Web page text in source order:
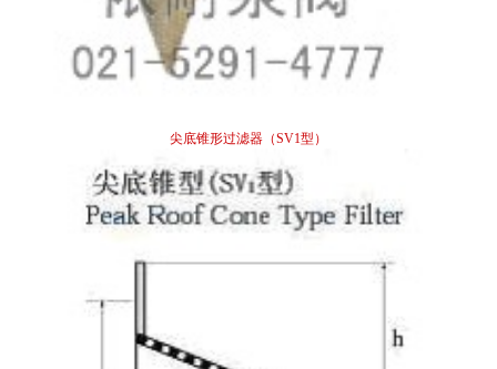
尖底锥形过滤器（SV1型）